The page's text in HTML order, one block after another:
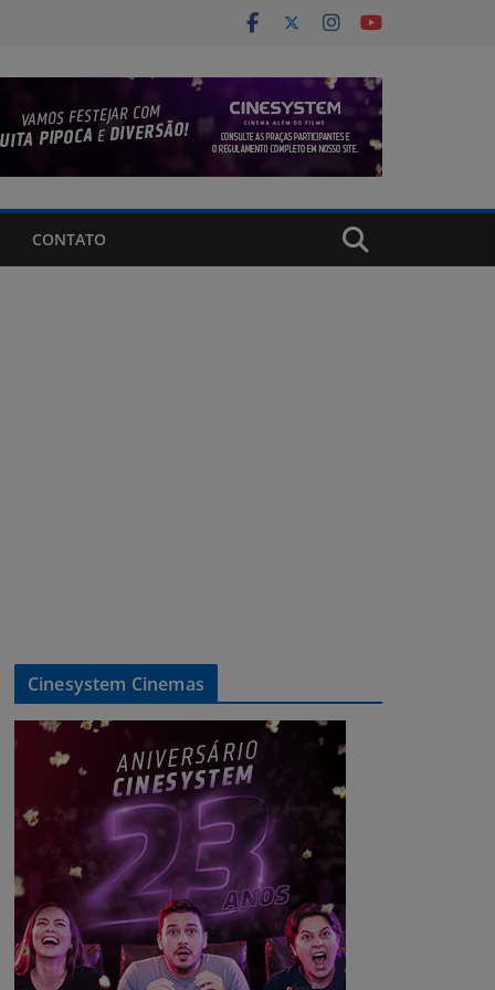
CONTATO
Cinesystem Cinemas